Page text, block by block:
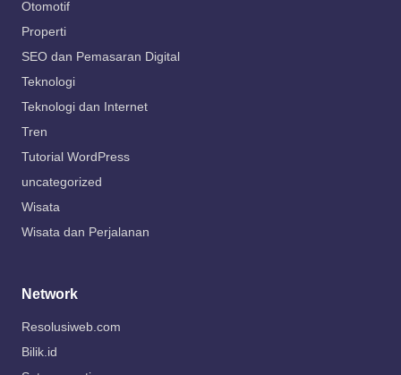
Otomotif
Properti
SEO dan Pemasaran Digital
Teknologi
Teknologi dan Internet
Tren
Tutorial WordPress
uncategorized
Wisata
Wisata dan Perjalanan
Network
Resolusiweb.com
Bilik.id